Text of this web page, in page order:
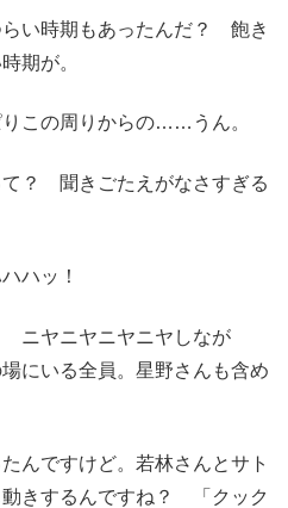
らい時期もあったんだ？ 飽き
期が。
りこの周りからの……うん。
て？ 聞きごたえがなさすぎる
ハッ！
ニヤニヤニヤニヤしなが
いる全員。星野さんも含め
んですけど。若林さんとサト
動きするんですね？ 「クック